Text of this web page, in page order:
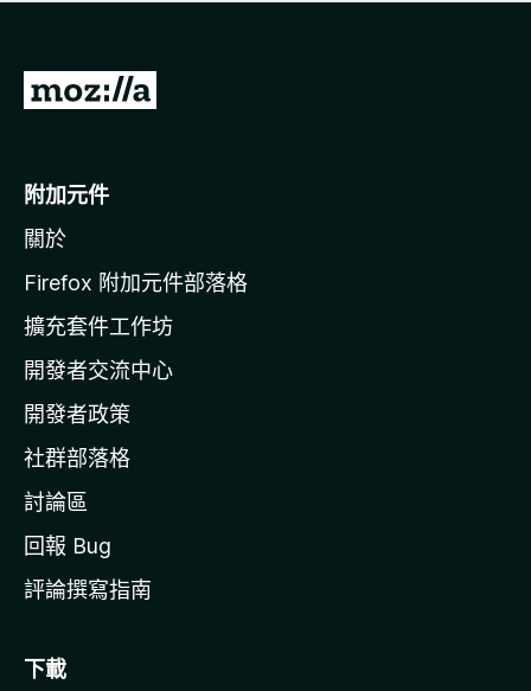
有
前
o
i
l
a
官
網
附加元件
關於
Firefox 附加元件部落格
擴充套件工作坊
開發者交流中心
開發者政策
社群部落格
討論區
回報 Bug
評論撰寫指南
下載